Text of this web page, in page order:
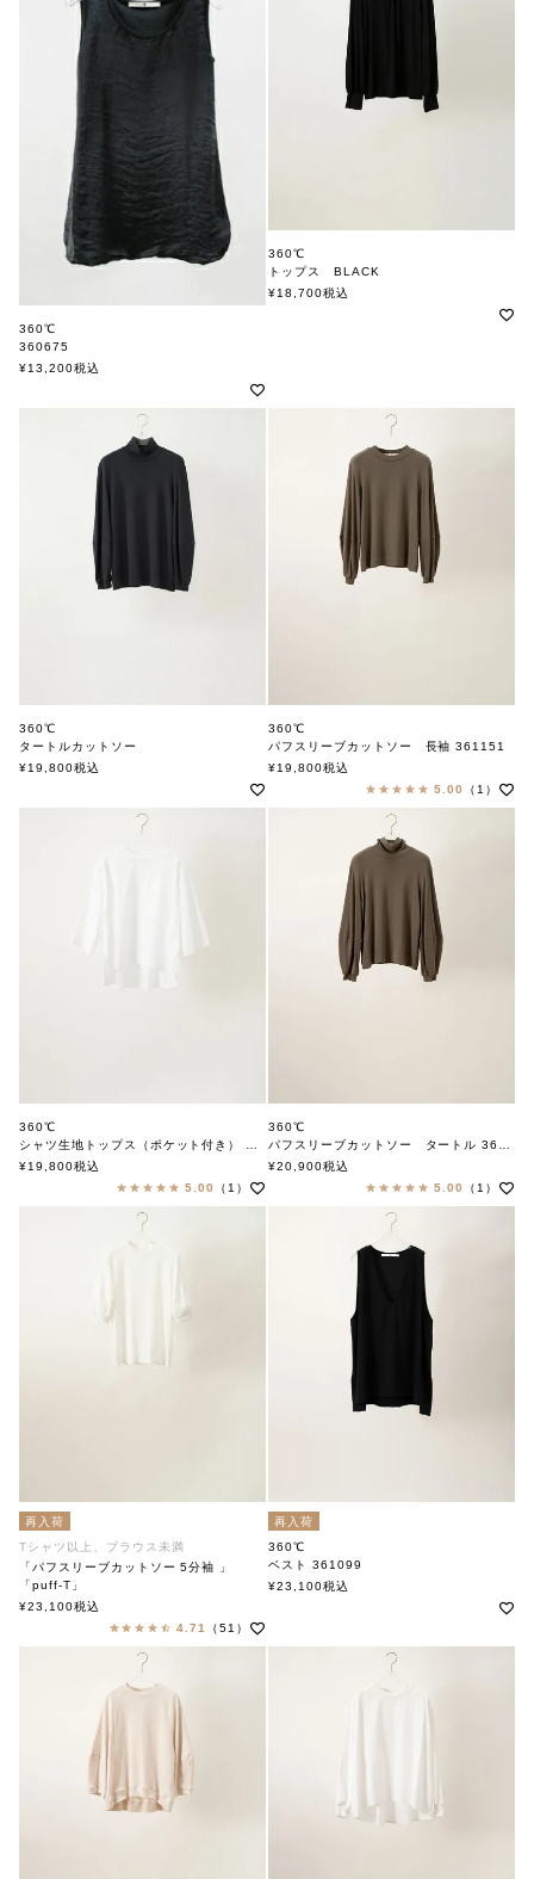
360℃
360675
¥13,200税込
360℃
トップス BLACK
360ド
¥18,700税込
360℃
タートルカットソー
360ド
¥19,800税込
360℃
パフスリーブカットソー 長袖 361151
360ド
¥19,800税込
5.00
（1）
360℃
シャツ生地トップス（ポケット付き） 361093
360ド
¥19,800税込
5.00
（1）
360℃
パフスリーブカットソー タートル 361152
360ド
¥20,900税込
5.00
（1）
再入荷
Tシャツ以上、ブラウス未満
「パフスリーブカットソー 5分袖 」
「puff-T」
soutiencollar（ステンカラー）
¥23,100税込
4.71
（51）
再入荷
360℃
ベスト 361099
360ド
¥23,100税込